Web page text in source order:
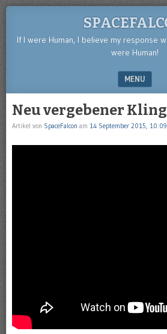
If I were Human, I believe my response
were Human!
MENU
Neu vergebener
Artikel von SpaceFalcon am 14 September 2015, 10:09